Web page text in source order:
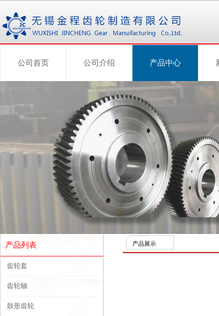
公司首页 公司介绍 产品中心
产品列表
齿轮套
齿轮轴
鼓形齿轮
产品展示